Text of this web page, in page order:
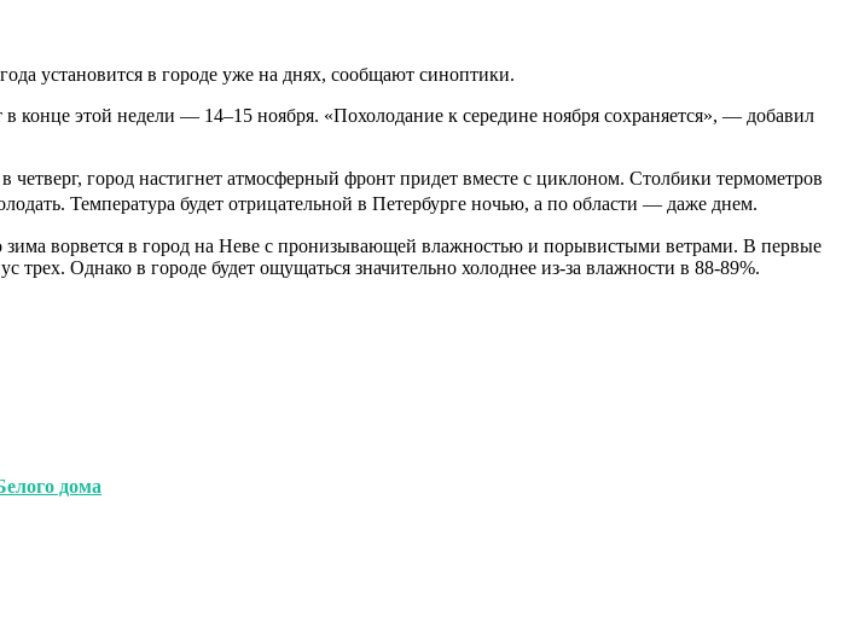
установится в городе уже на днях, сообщают синоптики.
конце этой недели — 14–15 ноября. «Похолодание к середине ноября сохраняется», — добавил
город настигнет атмосферный фронт придет вместе с циклоном. Столбики термометров
Температура будет отрицательной в Петербурге ночью, а по области — даже днем.
ворвется в город на Неве с пронизывающей влажностью и порывистыми ветрами. В первые
трех. Однако в городе будет ощущаться значительно холоднее из-за влажности в 88-89%.
дома